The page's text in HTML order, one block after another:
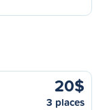
20$
3 places